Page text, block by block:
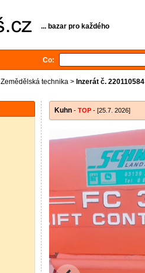
... bazar pro každého
Co:
Zemědělská technika > Inzerát č. 220110584
Kuhn - TOP - [25.7. 2026]